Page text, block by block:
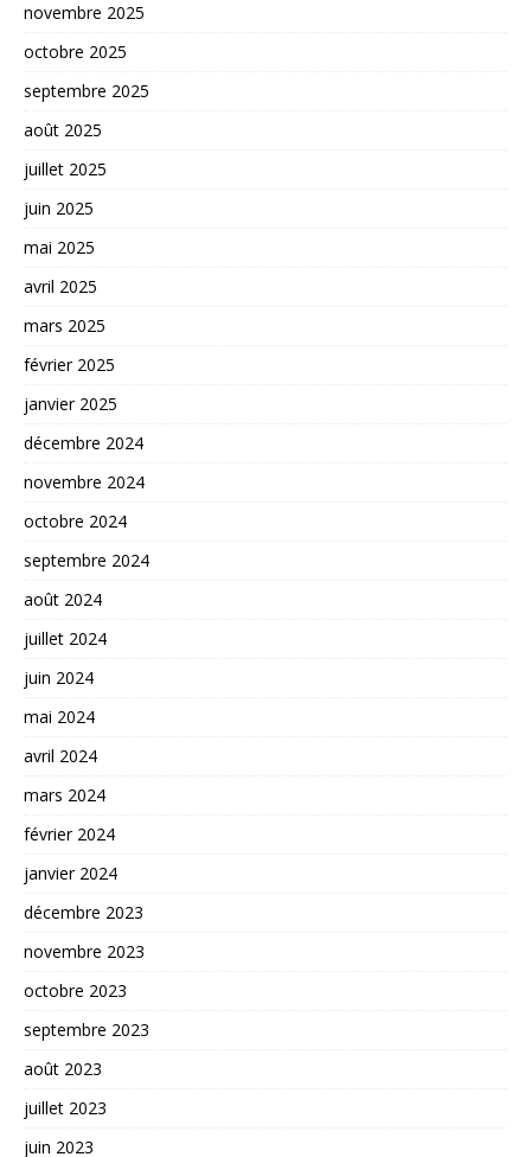
novembre 2025
octobre 2025
septembre 2025
août 2025
juillet 2025
juin 2025
mai 2025
avril 2025
mars 2025
février 2025
janvier 2025
décembre 2024
novembre 2024
octobre 2024
septembre 2024
août 2024
juillet 2024
juin 2024
mai 2024
avril 2024
mars 2024
février 2024
janvier 2024
décembre 2023
novembre 2023
octobre 2023
septembre 2023
août 2023
juillet 2023
juin 2023